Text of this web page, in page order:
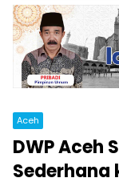
Aceh
DWP Aceh
Sederhana